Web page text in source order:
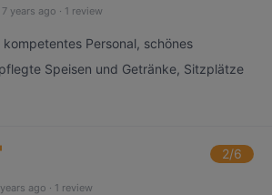
7 years ago · 1 review
Personal, schönes
Speisen und Getränke, Sitzplätze
2/6
ago · 1 review